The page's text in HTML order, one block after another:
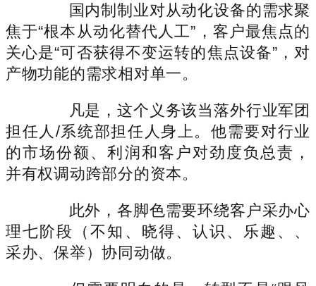
国内制制业对从动化设备的需求聚
焦于“根本从动化替代人工”，客户最焦点的
关心是“可否获得不变运转的焦点设备”，对
产物功能的需求相对单一。
凡是，这个义务该当落外行业军团
担任人/系统部担任人身上。他需要对行业
的市场份额、利润和客户对劲度负总责，
并有权调动跨部分的资本。
此外，各脚色需要环绕客户采办心
理七阶段（不知、晓得、认识、乐趣、、
采办、保举）协同动做。